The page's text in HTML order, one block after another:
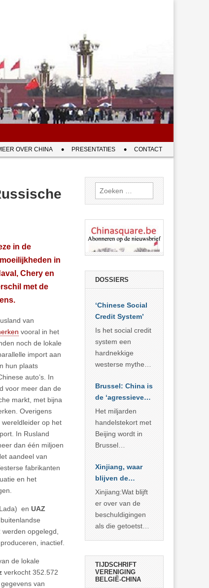
OVER CHINA PRESENTATIES CONTACT
in de
in
Chery en
met de
van
vooral in het
noch de lokale
import aan
hun plaats
auto’s. In
voor meer dan de
markt, met bijna
Overigens
op het
In Rusland
dan één miljoen
aandeel van
fabrikanten
en het
en UAZ
opgelegd,
inactief.
de lokale
verkocht 352.572
van
Zoeken
naar:
DOSSIERS
‘Chinese Social
Credit System’
Is het social credit
system een
hardnekkige
westerse mythe of
realiteit in China?
Brussel: China is
de ‘agressieve
schuldige’
Het miljarden
handelstekort met
Beijing wordt in
Brussel
bewijs van
economische
agressie. In
werkelijkheid
verhult die
spectaculaire
achterstand die
… >> lees meer
Xinjiang, waar
blijven de
bewijzen?
Xinjiang:Wat blijft
er over van de
beschuldigingen
als die getoetst
TIJDSCHRIFT
VERENIGING
BELGIË-CHINA